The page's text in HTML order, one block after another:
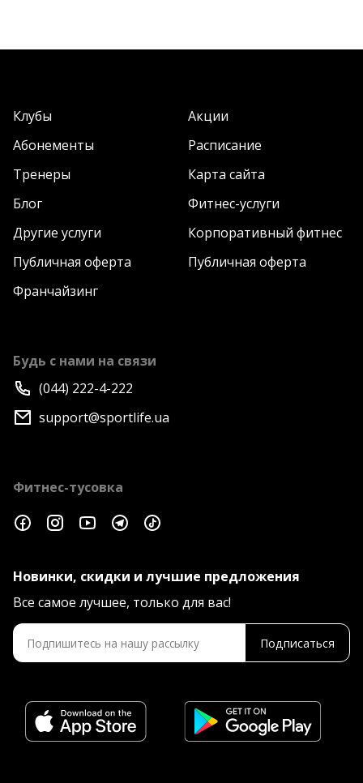
Клубы
Акции
Абонементы
Расписание
Тренеры
Карта сайта
Блог
Фитнес-услуги
Другие услуги
Корпоративный фитнес
Публичная оферта
Публичная оферта
Франчайзинг
Будь с нами на связи
(044) 222-4-222
support@sportlife.ua
Фитнес-тусовка
Новинки, скидки и лучшие предложения
Все самое лучшее, только для вас!
Подписаться